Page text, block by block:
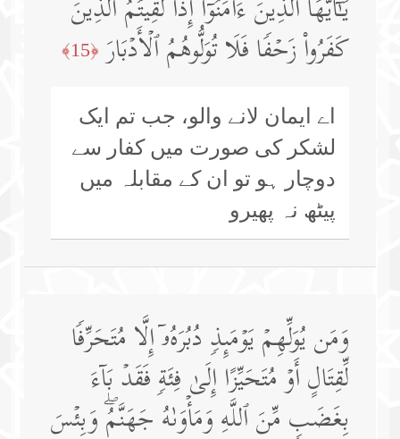
یَـٰۤأَیُّهَا ٱلَّذِینَ ءَامَنُوۤا۟ إِذَا لَقِیتُمُ ٱلَّذِینَ
كَفَرُوا۟ زَحۡفࣰا فَلَا تُوَلُّوهُمُ ٱلۡأَدۡبَارَ ﴿15﴾
اے ایمان لانے والو، جب تم ایک
لشکر کی صورت میں کفار سے
دوچار ہو تو ان کے مقابلہ میں
پیٹھ نہ پھیرو
وَمَن یُوَلِّهِمۡ یَوۡمَىِٕذࣲ دُبُرَهُۥۤ إِلَّا مُتَحَرِّفࣰا
لِّقِتَالٍ أَوۡ مُتَحَیِّزًا إِلَىٰ فِئَةࣲ فَقَدۡ بَاۤءَ
بِغَضَبࣲ مِّنَ ٱللَّهِ وَمَأۡوَىٰهُ جَهَنَّمُۖ وَبِئۡسَ